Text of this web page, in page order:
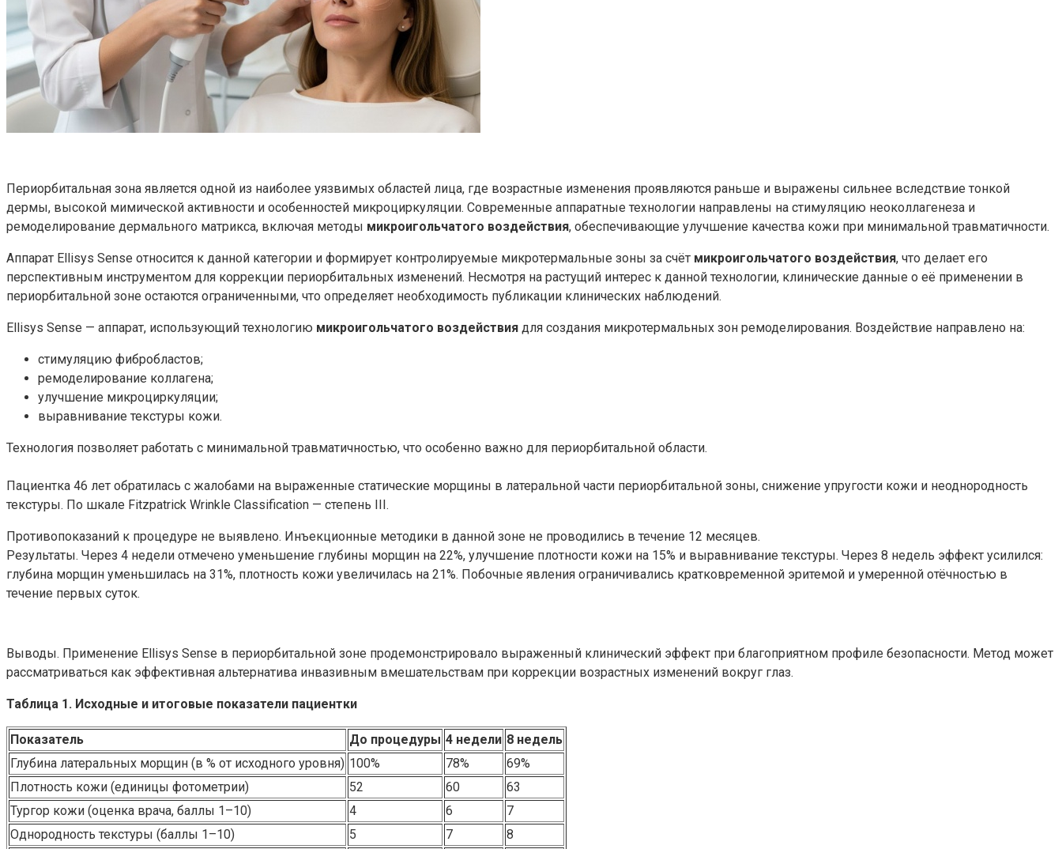
Периорбитальная зона является одной из наиболее уязвимых областей лица, где возрастные изменения проявляются раньше и выражены сильнее вследствие тонкой
дермы, высокой мимической активности и особенностей микроциркуляции. Современные аппаратные технологии направлены на стимуляцию неоколлагенеза и
ремоделирование дермального матрикса, включая методы микроигольчатого воздействия, обеспечивающие улучшение качества кожи при минимальной травматичности.
Аппарат Ellisys Sense относится к данной категории и формирует контролируемые микротермальные зоны за счёт микроигольчатого воздействия, что делает его
перспективным инструментом для коррекции периорбитальных изменений. Несмотря на растущий интерес к данной технологии, клинические данные о её применении в
периорбитальной зоне остаются ограниченными, что определяет необходимость публикации клинических наблюдений.
Ellisys Sense — аппарат, использующий технологию микроигольчатого воздействия для создания микротермальных зон ремоделирования. Воздействие направлено на:
стимуляцию фибробластов;
ремоделирование коллагена;
улучшение микроциркуляции;
выравнивание текстуры кожи.
Технология позволяет работать с минимальной травматичностью, что особенно важно для периорбитальной области.
Пациентка 46 лет обратилась с жалобами на выраженные статические морщины в латеральной части периорбитальной зоны, снижение упругости кожи и неоднородность
текстуры. По шкале Fitzpatrick Wrinkle Classification — степень III.
Противопоказаний к процедуре не выявлено. Инъекционные методики в данной зоне не проводились в течение 12 месяцев.
Результаты. Через 4 недели отмечено уменьшение глубины морщин на 22%, улучшение плотности кожи на 15% и выравнивание текстуры. Через 8 недель эффект усилился:
глубина морщин уменьшилась на 31%, плотность кожи увеличилась на 21%. Побочные явления ограничивались кратковременной эритемой и умеренной отёчностью в
течение первых суток.
Выводы. Применение Ellisys Sense в периорбитальной зоне продемонстрировало выраженный клинический эффект при благоприятном профиле безопасности. Метод может
рассматриваться как эффективная альтернатива инвазивным вмешательствам при коррекции возрастных изменений вокруг глаз.
Таблица 1. Исходные и итоговые показатели пациентки
Показатель До процедуры 4 недели 8 недель
Глубина латеральных морщин (в % от исходного уровня) 100% 78%
69%
Плотность кожи (единицы фотометрии)
52 60
63
Тургор кожи (оценка врача, баллы 1–10)
4 6
7
Однородность текстуры (баллы 1–10)
5 7
8